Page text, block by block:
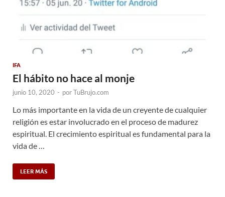
IFA
El hábito no hace al monje
junio 10, 2020 - porTuBrujo.com
Lo más importante en la vida de un creyente de cualquier
religión es estar involucrado en el proceso de madurez
espiritual. El crecimiento espiritual es fundamental para la
vida de …
LEER MÁS